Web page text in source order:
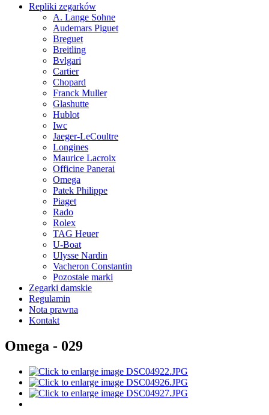
Repliki zegarków
A. Lange Sohne
Audemars Piguet
Breguet
Breitling
Bvlgari
Cartier
Chopard
Franck Muller
Glashutte
Hublot
Iwc
Jaeger-LeCoultre
Longines
Maurice Lacroix
Officine Panerai
Omega
Patek Philippe
Piaget
Rado
Rolex
TAG Heuer
U-Boat
Ulysse Nardin
Vacheron Constantin
Pozostałe marki
Zegarki damskie
Regulamin
Nota prawna
Kontakt
Omega - 029